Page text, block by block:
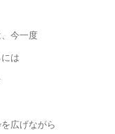
今一度
は
広げながら